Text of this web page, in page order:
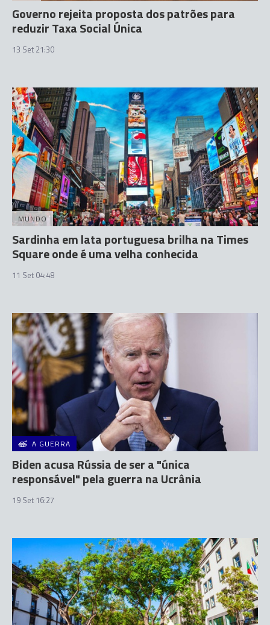
Governo rejeita proposta dos patrões para
reduzir Taxa Social Única
13 Set 21:30
MUNDO
Sardinha em lata portuguesa brilha na Times
Square onde é uma velha conhecida
11 Set 04:48
A GUERRA
Biden acusa Rússia de ser a "única
responsável" pela guerra na Ucrânia
19 Set 16:27